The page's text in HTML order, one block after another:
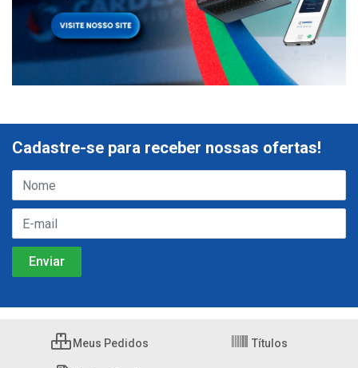
Cadastre-se para receber nossas ofertas!
Meus Pedidos Títulos